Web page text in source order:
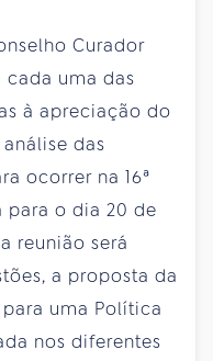
Curador
uma das
à apreciação do
das
ocorrer na 16ª
para o dia 20 de
reunião será
a proposta da
uma Política
nos diferentes